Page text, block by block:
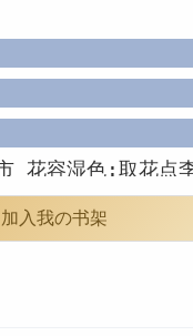
花容湿色:取花点
置器业务招待费超
韩
入我の书架